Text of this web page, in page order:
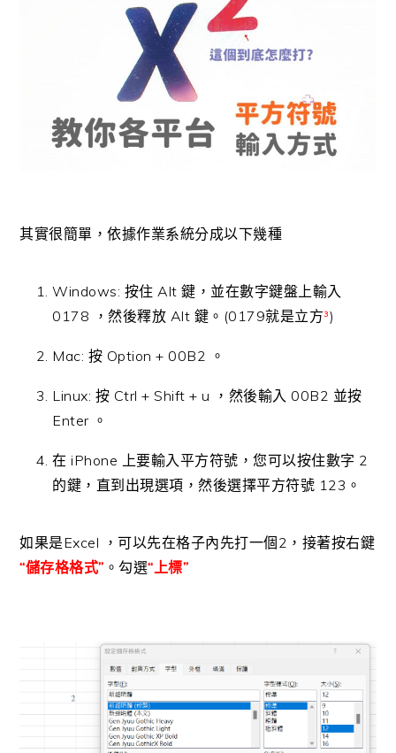
其實很簡單，依據作業系統分成以下幾種
Windows: 按住 Alt 鍵，並在數字鍵盤上輸入
0178 ，然後釋放 Alt 鍵。(0179就是立方³)
Mac: 按 Option + 00B2 。
Linux: 按 Ctrl + Shift + u ，然後輸入 00B2 並按
Enter 。
在 iPhone 上要輸入平方符號，您可以按住數字 2
的鍵，直到出現選項，然後選擇平方符號 123。
如果是Excel ，可以先在格子內先打一個2，接著按右鍵
“儲存格格式” 。勾選“上標”